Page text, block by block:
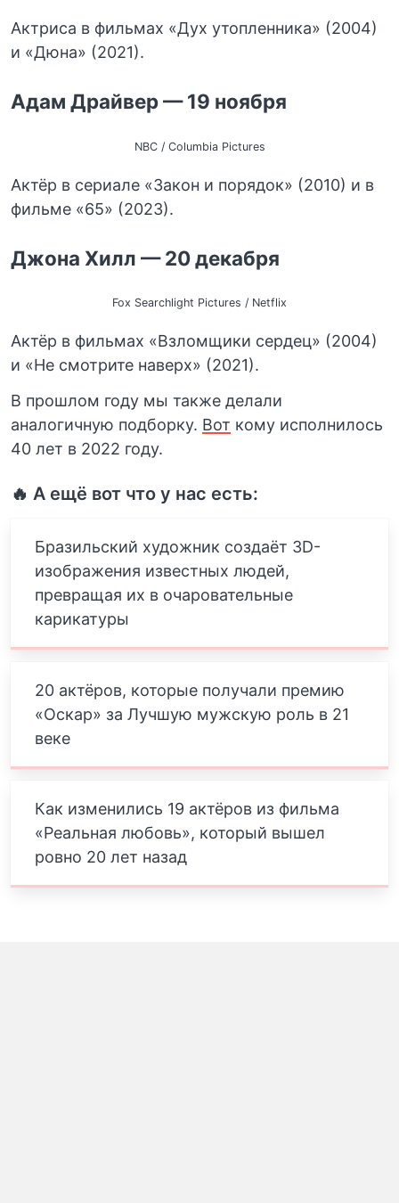
Актриса в фильмах «Дух утопленника» (2004)
и «Дюна» (2021).
Адам Драйвер — 19 ноября
NBC / Columbia Pictures
Актёр в сериале «Закон и порядок» (2010) и в
фильме «65» (2023).
Джона Хилл — 20 декабря
Fox Searchlight Pictures / Netflix
Актёр в фильмах «Взломщики сердец» (2004)
и «Не смотрите наверх» (2021).
В прошлом году мы также делали
аналогичную подборку. Вот кому исполнилось
40 лет в 2022 году.
🔥 А ещё вот что у нас есть:
Бразильский художник создаёт 3D-
изображения известных людей,
превращая их в очаровательные
карикатуры
20 актёров, которые получали премию
«Оскар» за Лучшую мужскую роль в 21
веке
Как изменились 19 актёров из фильма
«Реальная любовь», который вышел
ровно 20 лет назад